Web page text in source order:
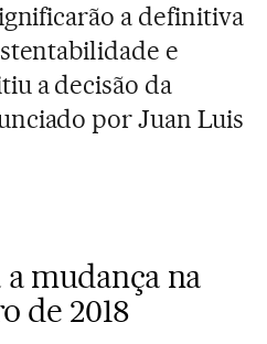
a definitiva
e
a decisão da
por Juan Luis
mudança na
de 2018